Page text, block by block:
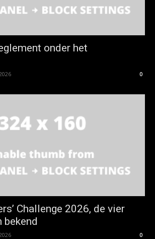
onder het
0
Challenge 2026, de vier
bekend
0